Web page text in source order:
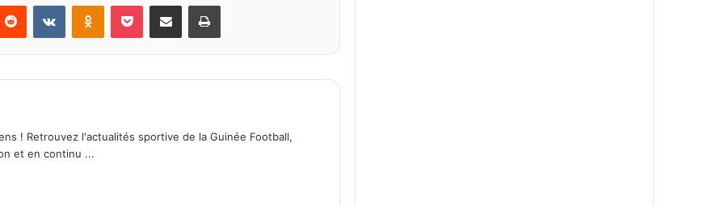
! Retrouvez l'actualités sportive de la Guinée Football,
et en continu ...